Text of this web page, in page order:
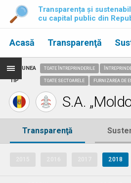
Transparența și
cu capital public din
Acasă Transparenţă
REGIUNEA
TIP
TOATE ÎNTREPRINDERILE
TOATE SECTOARELE FURNIZAREA DE
S.A.
Transparenţă
2018